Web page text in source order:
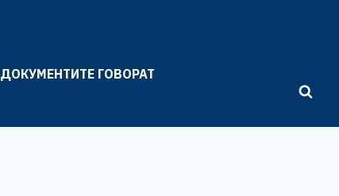
ДОКУМЕНТИТЕ ГОВОРАТ